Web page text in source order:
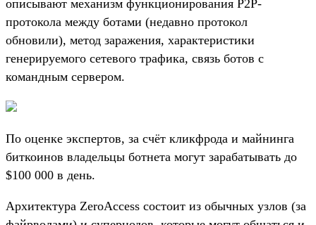
описывают механизм функционирования P2P-
протокола между ботами (недавно протокол
обновили), метод заражения, характеристики
генерируемого сетевого трафика, связь ботов с
командным сервером.
По оценке экспертов, за счёт кликфрода и майнинга
биткоинов владельцы ботнета могут зарабатывать до
$100 000 в день.
Архитектура ZeroAccess состоит из обычных узлов (за